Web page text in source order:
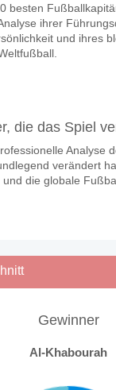
besten
ihrer
und ihres
die das Spiel
Analyse
verändert
die globale
Gewinner
Al-Khabourah